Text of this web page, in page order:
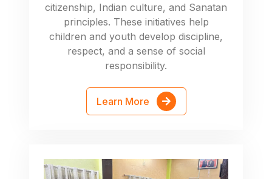
citizenship, Indian culture, and Sanatan
principles. These initiatives help
children and youth develop discipline,
respect, and a sense of social
responsibility.
Learn More